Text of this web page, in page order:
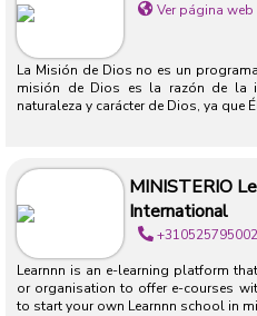
Ver página web
La Misión de Dios no es un
misión de Dios es la razón de la
naturaleza y carácter de Dios, ya que
MINISTERIO
International
+310525795002
Learnnn is an e-learning platform
or organisation to offer e-courses
to start your own Learnnn school in